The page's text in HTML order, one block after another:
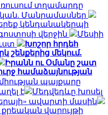
տղամարդը
Մանրամասներ
կենդանակերպի
վերջին
Մեսիի
Խոշոր հրդեհ
շենքերից մեկում.
Իրանն ու Օմանը շատ
համաձայնության
պայքարը
է
Մեդվեդևը խոսել
ավարտի մասին
վարույթի